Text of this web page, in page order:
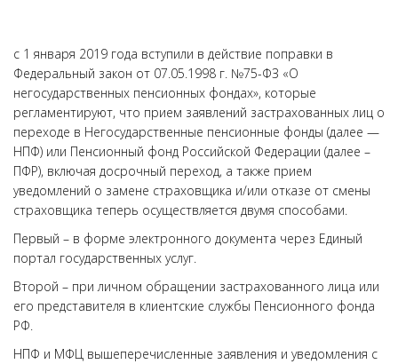
с 1 января 2019 года вступили в действие поправки в
Федеральный закон от 07.05.1998 г. №75-ФЗ «О
негосударственных пенсионных фондах», которые
регламентируют, что прием заявлений застрахованных лиц о
переходе в Негосударственные пенсионные фонды (далее —
НПФ) или Пенсионный фонд Российской Федерации (далее –
ПФР), включая досрочный переход, а также прием
уведомлений о замене страховщика и/или отказе от смены
страховщика теперь осуществляется двумя способами.
Первый – в форме электронного документа через Единый
портал государственных услуг.
Второй – при личном обращении застрахованного лица или
его представителя в клиентские службы Пенсионного фонда
РФ.
НПФ и МФЦ вышеперечисленные заявления и уведомления с